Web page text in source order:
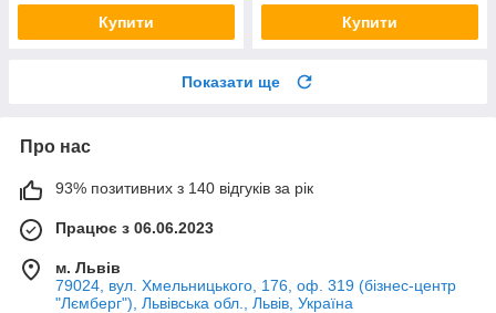
Купити Купити
Показати ще
Про нас
93% позитивних з 140 відгуків за рік
Працює з 06.06.2023
м. Львів
79024, вул. Хмельницького, 176, оф. 319 (бізнес-центр
"Лємберг"), Львівська обл., Львів, Україна